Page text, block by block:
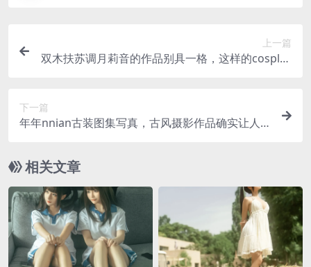
上一篇
双木扶苏调月莉音的作品别具一格，这样的cosplay
下一篇
年年nnian古装图集写真，古风摄影作品确实让人
相关文章